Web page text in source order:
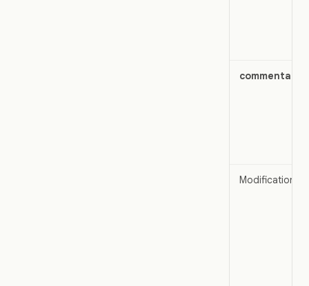
commentaire
Modification